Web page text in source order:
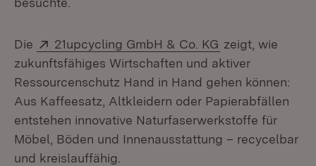
Die Extern:
21upcycling GmbH & Co. KG (Öffnet in
zeigt, wie
zukunftsfähiges Wirtschaften und aktiver
Ressourcenschutz Hand in Hand gehen können:
Aus Kaffeesatz, Altkleidern oder Papierabfällen
entstehen innovative Naturfaserwerkstoffe für
Möbel, Böden und Innenausstattung – recycelbar
und kreislauffähig.